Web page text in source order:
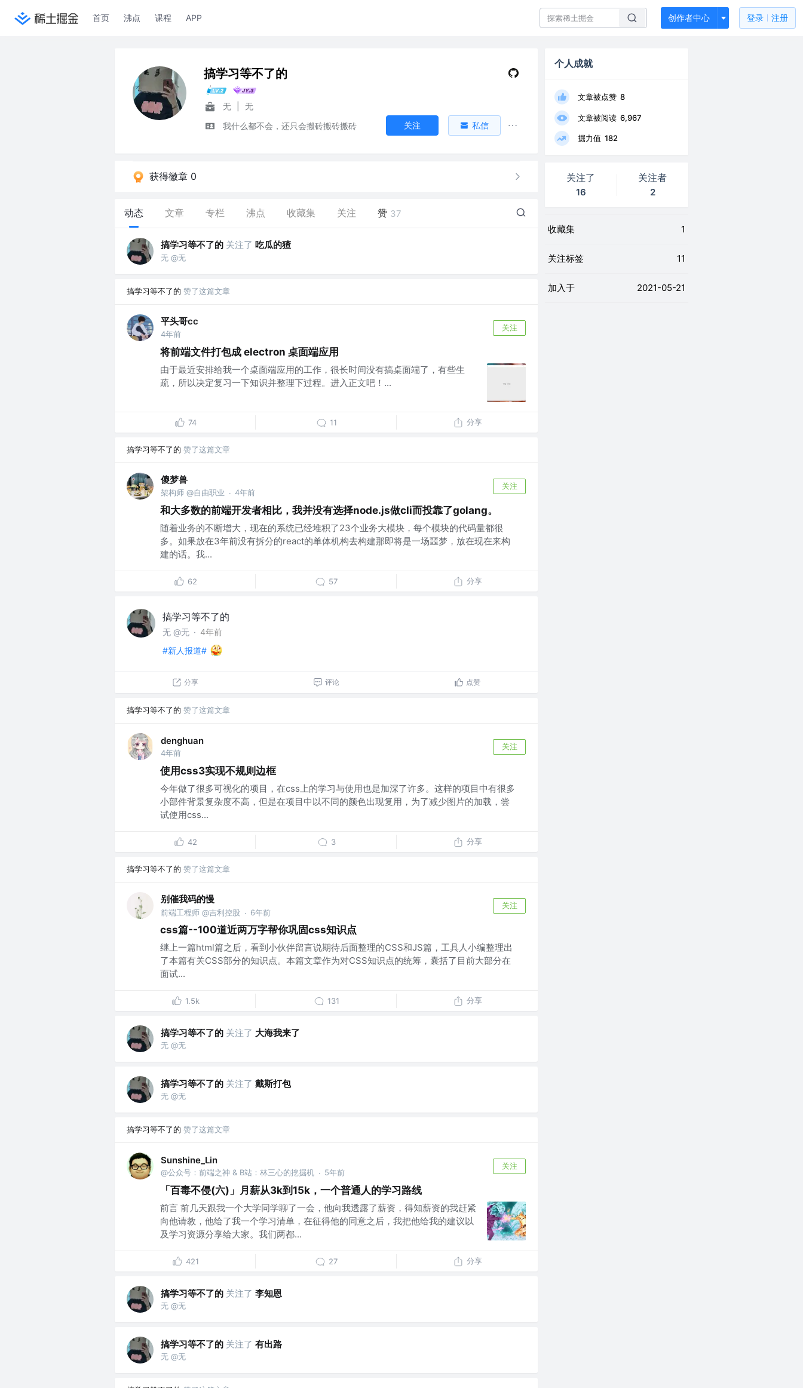
首页 沸点 课程 APP 创作者中心 登录 注册
搞学习等不了的
无
无
我什么都不会，还只会搬砖搬砖搬砖
关注 私信
获得徽章 0
动态 文章 专栏 沸点 收藏集 关注 赞 37
搞学习等不了的 关注了 吃瓜的猹
无 @无
搞学习等不了的 赞了这篇文章
平头哥cc
4年前
关注
将前端文件打包成 electron 桌面端应用
由于最近安排给我一个桌面端应用的工作，很长时间没有搞桌面端了，有些生
疏，所以决定复习一下知识并整理下过程。进入正文吧！...
74 11 分享
搞学习等不了的 赞了这篇文章
傻梦兽
架构师 @自由职业 · 4年前
关注
和大多数的前端开发者相比，我并没有选择node.js做cli而投靠了golang。
随着业务的不断增大，现在的系统已经堆积了23个业务大模块，每个模块的代码量都很
多。如果放在3年前没有拆分的react的单体机构去构建那即将是一场噩梦，放在现在来构
建的话。我...
62 57 分享
搞学习等不了的
无 @无 · 4年前
#新人报道#
分享 评论 点赞
搞学习等不了的 赞了这篇文章
denghuan
4年前
关注
使用css3实现不规则边框
今年做了很多可视化的项目，在css上的学习与使用也是加深了许多。这样的项目中有很多
小部件背景复杂度不高，但是在项目中以不同的颜色出现复用，为了减少图片的加载，尝
试使用css...
42 3 分享
搞学习等不了的 赞了这篇文章
别催我码的慢
前端工程师 @吉利控股 · 6年前
关注
css篇--100道近两万字帮你巩固css知识点
继上一篇html篇之后，看到小伙伴留言说期待后面整理的CSS和JS篇，工具人小编整理出
了本篇有关CSS部分的知识点。本篇文章作为对CSS知识点的统筹，囊括了目前大部分在
面试...
1.5k 131 分享
搞学习等不了的 关注了 大海我来了
无 @无
搞学习等不了的 关注了 戴斯打包
无 @无
搞学习等不了的 赞了这篇文章
Sunshine_Lin
@公众号：前端之神 & B站：林三心的挖掘机 · 5年前
关注
「百毒不侵(六)」月薪从3k到15k，一个普通人的学习路线
前言 前几天跟我一个大学同学聊了一会，他向我透露了薪资，得知薪资的我赶紧
向他请教，他给了我一个学习清单，在征得他的同意之后，我把他给我的建议以
及学习资源分享给大家。我们两都...
421 27 分享
搞学习等不了的 关注了 李知恩
无 @无
搞学习等不了的 关注了 有出路
无 @无
个人成就
文章被点赞 8
文章被阅读 6,967
掘力值 182
关注了
16
关注者
2
收藏集 1
关注标签 11
加入于 2021-05-21